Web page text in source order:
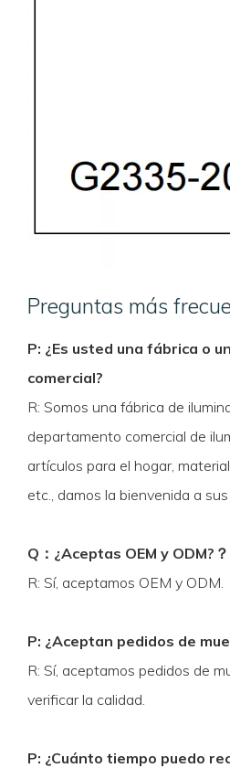
Preguntas más
P: ¿Es usted una fábrica o
comercial?
R: Somos una fábrica de
departamento comercial de
artículos para el hogar,
etc., damos la bienvenida a
Q ： ¿Aceptas OEM y ODM? ？
R: Sí, aceptamos OEM y ODM.
P: ¿Aceptan pedidos de
R: Sí, aceptamos pedidos de
verificar la calidad.
P: ¿Cuánto tiempo puedo